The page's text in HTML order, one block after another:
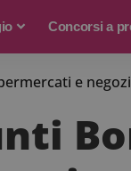
Concorsi a
e negozi